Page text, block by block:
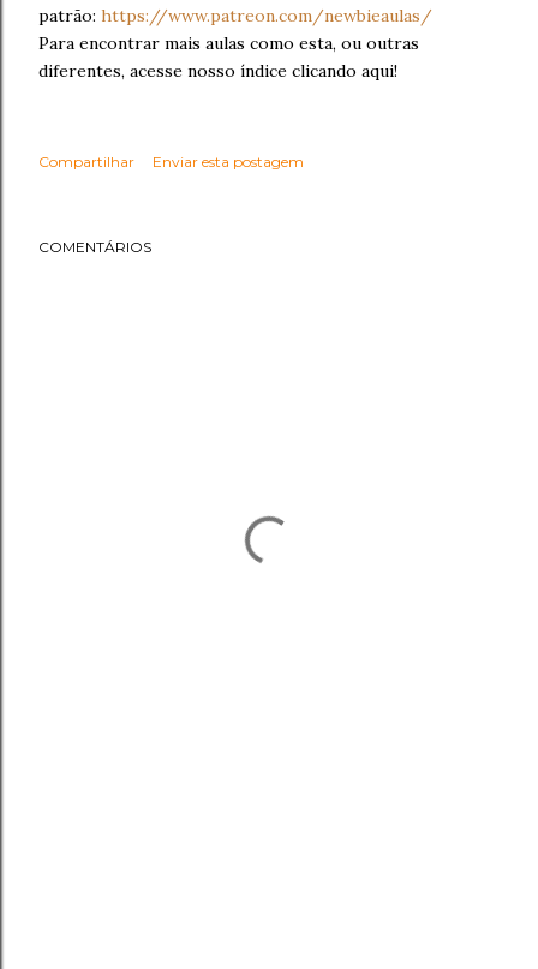
patrão: https://www.patreon.com/newbieaulas/
Para encontrar mais aulas como esta, ou outras
diferentes, acesse nosso índice clicando aqui!
Compartilhar Enviar esta postagem
COMENTÁRIOS